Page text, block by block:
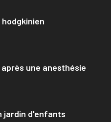
une anesthésie
jardin d'enfants